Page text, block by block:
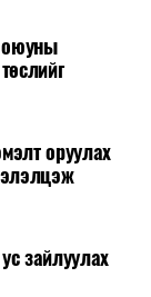
оюуны
оруулах
зайлуулах